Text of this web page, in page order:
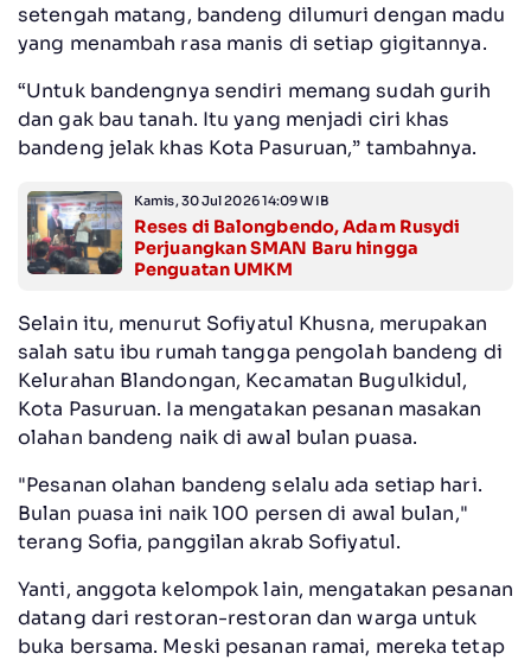
setengah matang, bandeng dilumuri dengan madu
yang menambah rasa manis di setiap gigitannya.
“Untuk bandengnya sendiri memang sudah gurih
dan gak bau tanah. Itu yang menjadi ciri khas
bandeng jelak khas Kota Pasuruan,” tambahnya.
Kamis, 30 Jul 2026 14:09 WIB
Reses di Balongbendo, Adam Rusydi
Perjuangkan SMAN Baru hingga
Penguatan UMKM
Selain itu, menurut Sofiyatul Khusna, merupakan
salah satu ibu rumah tangga pengolah bandeng di
Kelurahan Blandongan, Kecamatan Bugulkidul,
Kota Pasuruan. Ia mengatakan pesanan masakan
olahan bandeng naik di awal bulan puasa.
"Pesanan olahan bandeng selalu ada setiap hari.
Bulan puasa ini naik 100 persen di awal bulan,"
terang Sofia, panggilan akrab Sofiyatul.
Yanti, anggota kelompok lain, mengatakan pesanan
datang dari restoran-restoran dan warga untuk
buka bersama. Meski pesanan ramai, mereka tetap